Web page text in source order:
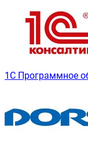
1С Программное